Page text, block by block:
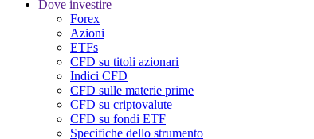
Dove investire
Forex
Azioni
ETFs
CFD su titoli azionari
Indici CFD
CFD sulle materie prime
CFD su criptovalute
CFD su fondi ETF
Specifiche dello strumento